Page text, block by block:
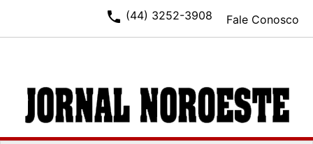
Fale Conosco
phone (44) 3252-3908